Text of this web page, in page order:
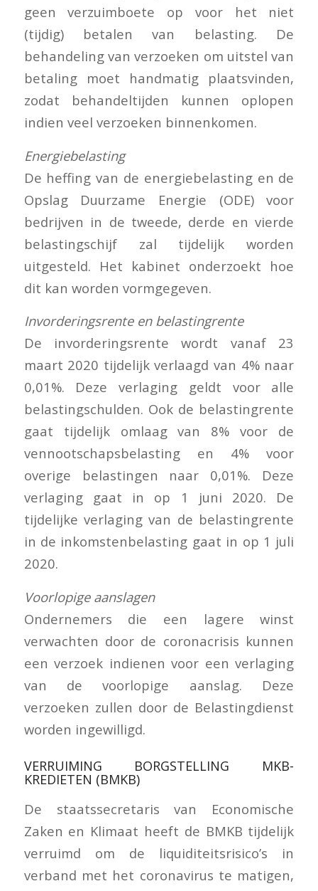
geen verzuimboete op voor het niet
(tijdig) betalen van belasting. De
behandeling van verzoeken om uitstel van
betaling moet handmatig plaatsvinden,
zodat behandeltijden kunnen oplopen
indien veel verzoeken binnenkomen.
Energiebelasting
De heffing van de energiebelasting en de
Opslag Duurzame Energie (ODE) voor
bedrijven in de tweede, derde en vierde
belastingschijf zal tijdelijk worden
uitgesteld. Het kabinet onderzoekt hoe
dit kan worden vormgegeven.
Invorderingsrente en belastingrente
De invorderingsrente wordt vanaf 23
maart 2020 tijdelijk verlaagd van 4% naar
0,01%. Deze verlaging geldt voor alle
belastingschulden. Ook de belastingrente
gaat tijdelijk omlaag van 8% voor de
vennootschapsbelasting en 4% voor
overige belastingen naar 0,01%. Deze
verlaging gaat in op 1 juni 2020. De
tijdelijke verlaging van de belastingrente
in de inkomstenbelasting gaat in op 1 juli
2020.
Voorlopige aanslagen
Ondernemers die een lagere winst
verwachten door de coronacrisis kunnen
een verzoek indienen voor een verlaging
van de voorlopige aanslag. Deze
verzoeken zullen door de Belastingdienst
worden ingewilligd.
VERRUIMING BORGSTELLING MKB-
KREDIETEN (BMKB)
De staatssecretaris van Economische
Zaken en Klimaat heeft de BMKB tijdelijk
verruimd om de liquiditeitsrisico’s in
verband met het coronavirus te matigen,